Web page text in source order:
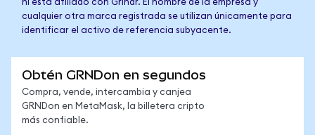
ni está afiliado con Grindr. El nombre de la empresa y
cualquier otra marca registrada se utilizan únicamente para
identificar el activo de referencia subyacente.
Obtén GRNDon en segundos
Compra, vende, intercambia y canjea
GRNDon en MetaMask, la billetera cripto
más confiable.